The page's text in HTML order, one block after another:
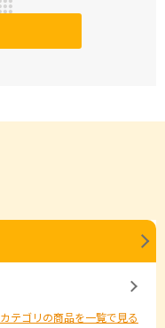
カテゴリの商品を一覧で見る